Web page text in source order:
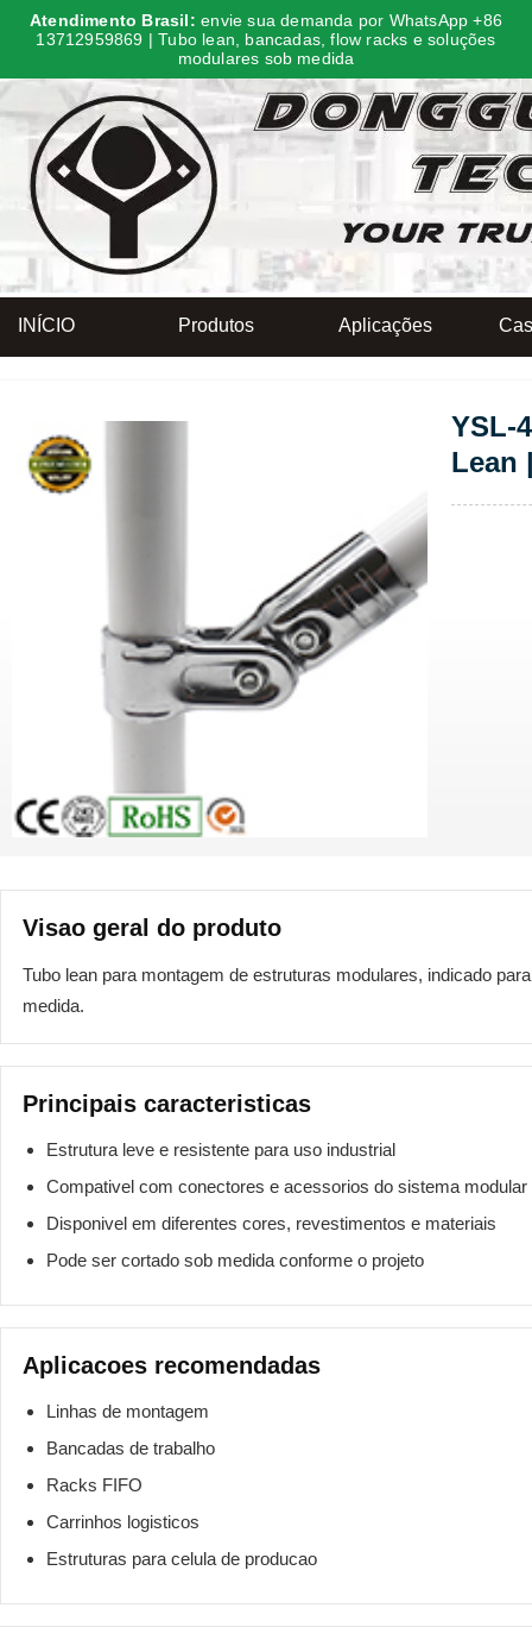
Atendimento Brasil: envie sua demanda por WhatsApp +86
13712959869 | Tubo lean, bancadas, flow racks e soluções
modulares sob medida
INÍCIO Produtos Aplicações
YSL-
Lean
Visao geral do produto
Tubo lean para montagem de estruturas modulares, indicado
medida.
Principais caracteristicas
Estrutura leve e resistente para uso industrial
Compativel com conectores e acessorios do sistema modular
Disponivel em diferentes cores, revestimentos e materiais
Pode ser cortado sob medida conforme o projeto
Aplicacoes recomendadas
Linhas de montagem
Bancadas de trabalho
Racks FIFO
Carrinhos logisticos
Estruturas para celula de producao